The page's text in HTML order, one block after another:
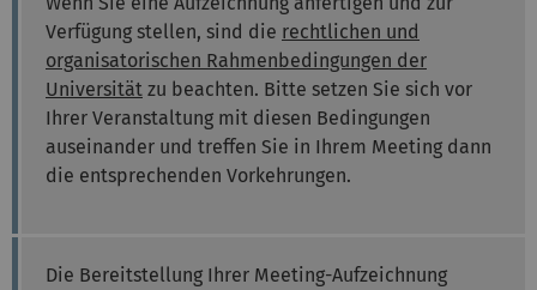
Verfügung stellen, sind die rechtlichen und
organisatorischen Rahmenbedingungen der
Universität zu beachten. Bitte setzen Sie sich vor
Ihrer Veranstaltung mit diesen Bedingungen
auseinander und treffen Sie in Ihrem Meeting dann
die entsprechenden Vorkehrungen.
Die Bereitstellung Ihrer Meeting-Aufzeichnung